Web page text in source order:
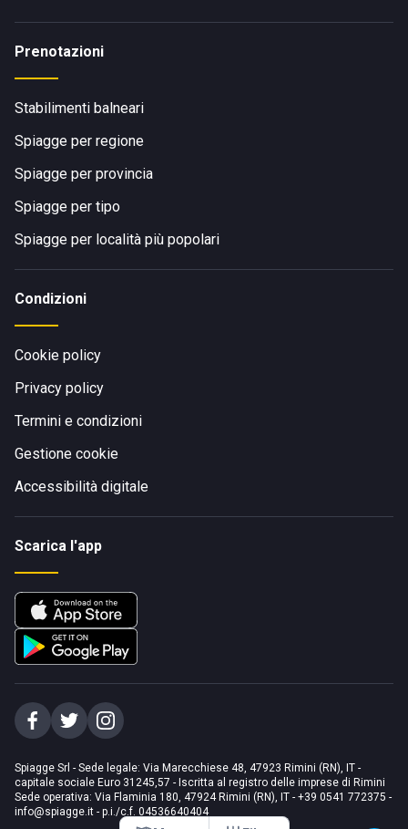
Prenotazioni
Stabilimenti balneari
Spiagge per regione
Spiagge per provincia
Spiagge per tipo
Spiagge per località più popolari
Condizioni
Cookie policy
Privacy policy
Termini e condizioni
Gestione cookie
Accessibilità digitale
Scarica l'app
Spiagge Srl - Sede legale: Via Marecchiese 48, 47923 Rimini (RN), IT -
capitale sociale Euro 31245,57 - Iscritta al registro delle imprese di Rimini
Sede operativa: Via Flaminia 180, 47924 Rimini (RN), IT - +39 0541 772375 -
info@spiagge.it - p.i./c.f. 04536640404